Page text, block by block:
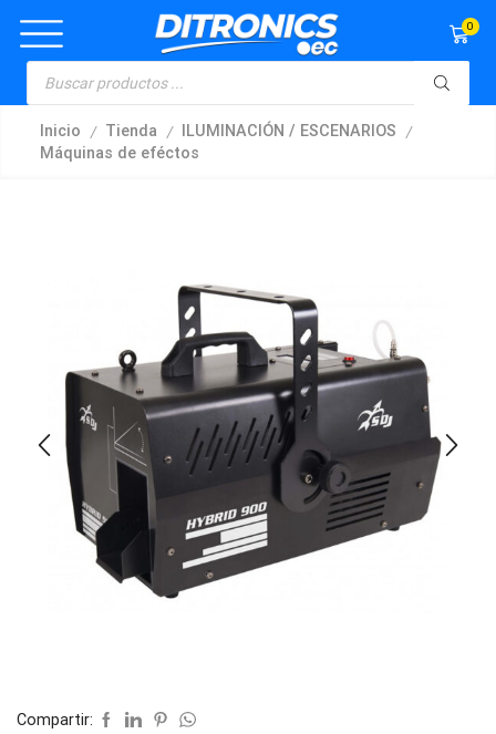
0
Inicio / Tienda / ILUMINACIÓN / ESCENARIOS /
Máquinas de eféctos
Compartir: